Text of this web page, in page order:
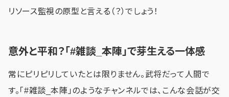
リソース監視の原型と言える（？）でしょう！
意外と平和？「#雑談_本陣」で芽生える一体感
常にピリピリしていたとは限りません。武将だって人間で
す。「#雑談_本陣」のようなチャンネルでは、こんな会話が交